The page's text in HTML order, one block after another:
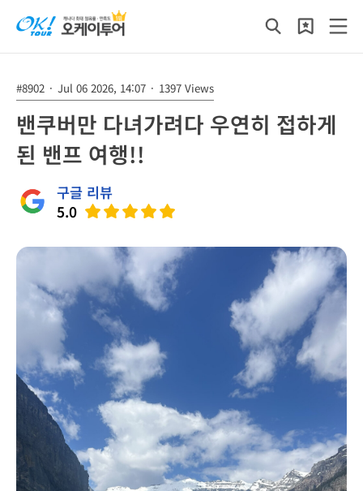
#8902 · Jul 06 2026, 14:07 · 1397 Views
밴쿠버만 다녀가려다 우연히 접하게
된 밴프 여행!!
구글 리뷰
5.0